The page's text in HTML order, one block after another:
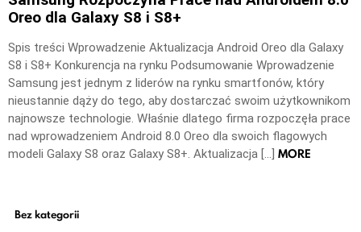
Oreo dla Galaxy S8 i S8+
Spis treści Wprowadzenie Aktualizacja Android Oreo dla Galaxy
S8 i S8+ Konkurencja na rynku Podsumowanie Wprowadzenie
Samsung jest jednym z liderów na rynku smartfonów, który
nieustannie dąży do tego, aby dostarczać swoim użytkownikom
najnowsze technologie. Właśnie dlatego firma rozpoczęła prace
nad wprowadzeniem Android 8.0 Oreo dla swoich flagowych
modeli Galaxy S8 oraz Galaxy S8+. Aktualizacja […] MORE
Bez kategorii